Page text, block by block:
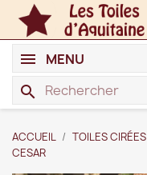
search
MENU
ACCUEIL TOILES CIRÉES
CESAR